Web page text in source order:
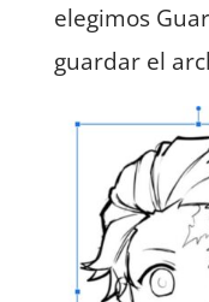
elegimos
guardar el